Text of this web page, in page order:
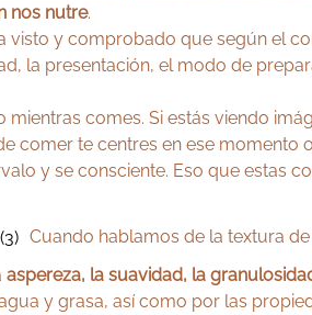
nos nutre.
visto y comprobado que según el
la presentación, el modo de
comes. Si estás viendo
comer te centres en ese
y se consciente. Eso que estas
Cuando hablamos de la textura
aspereza, la suavidad, la
y grasa, así como por las